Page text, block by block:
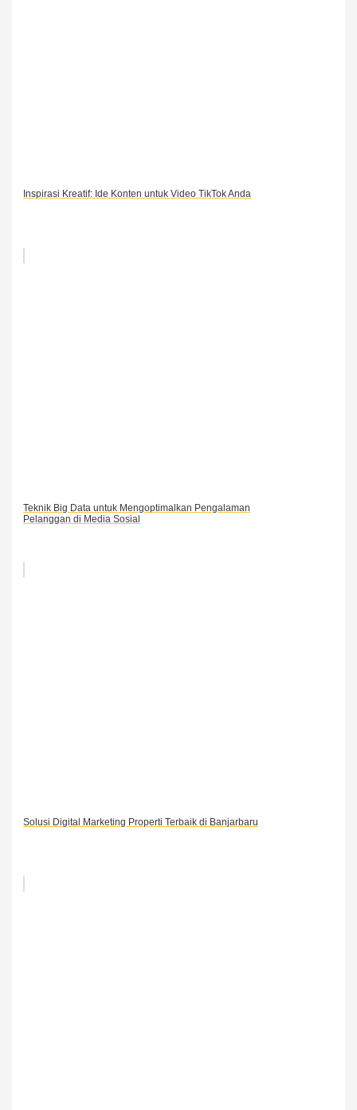
Inspirasi Kreatif: Ide Konten untuk Video TikTok Anda
Teknik Big Data untuk Mengoptimalkan Pengalaman
Pelanggan di Media Sosial
Solusi Digital Marketing Properti Terbaik di Banjarbaru